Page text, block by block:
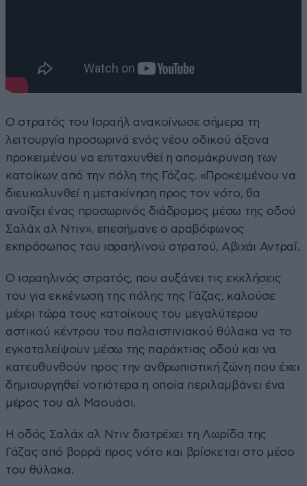
Ο στρατός του Ισραήλ ανακοίνωσε σήμερα τη
λειτουργία προσωρινά ενός νέου οδικού άξονα
προκειμένου να επιταχυνθεί η απομάκρυνση των
κατοίκων από την πόλη της Γάζας. «Προκειμένου να
διευκολυνθεί η μετακίνηση προς τον νότο, θα
ανοίξει ένας προσωρινός διάδρομος μέσω της οδού
Σαλάχ αλ Ντιν», επεσήμανε ο αραβόφωνος
εκπρόσωπος του ισραηλινού στρατού, Αβιχάι Αντραΐ.
Ο ισραηλινός στρατός, που αυξάνει τις εκκλήσεις
του για εκκένωση της πόλης της Γάζας, καλούσε
μέχρι τώρα τους κατοίκους του μεγαλύτερου
αστικού κέντρου του παλαιστινιακού θύλακα να το
εγκαταλείψουν μέσω της παράκτιας οδού και να
κατευθυνθούν προς την ανθρωπιστική ζώνη που έχει
δημιουργηθεί νοτιότερα η οποία περιλαμβάνει ένα
μέρος του αλ Μαουάσι.
Η οδός Σαλάχ αλ Ντιν διατρέχει τη Λωρίδα της
Γάζας από βορρά προς νότο και βρίσκεται στο μέσο
του θύλακα.